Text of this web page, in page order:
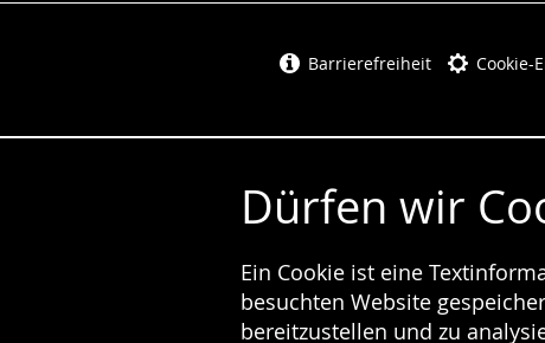
Dürfen wir
Ein Cookie ist eine
besuchten Website
bereitzustellen und zu
Barrierefreiheit Cookie-